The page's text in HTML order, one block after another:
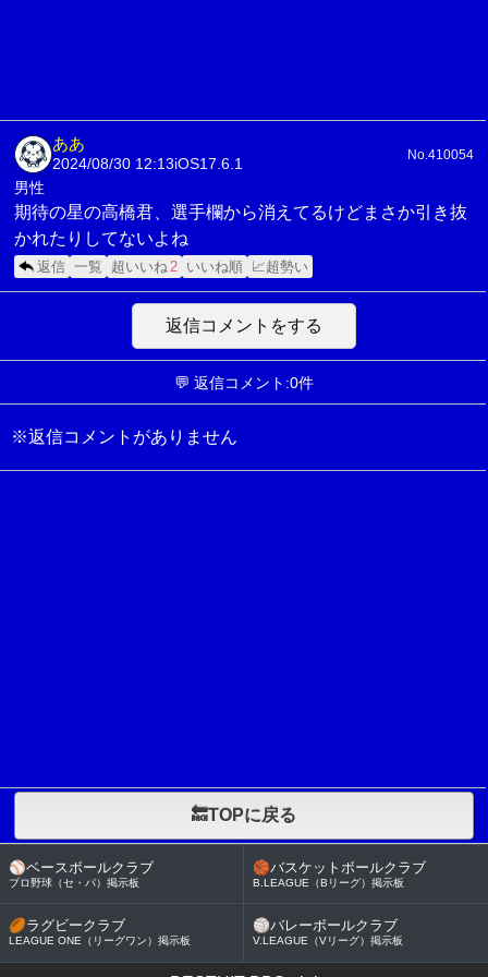
ああ
2024/08/30 12:13iOS17.6.1
No.410054
男性
期待の星の高橋君、選手欄から消えてるけどまさか引き抜
かれたりしてないよね
返信 一覧 超いいね2 いいね順 📈超勢い
返信コメントをする
💬 返信コメント:0件
※返信コメントがありません
🔙TOPに戻る
⚾ベースボールクラブ
プロ野球（セ・パ）掲示板
🏀バスケットボールクラブ
B.LEAGUE（Bリーグ）掲示板
🏉ラグビークラブ
LEAGUE ONE（リーグワン）掲示板
🏐バレーボールクラブ
V.LEAGUE（Vリーグ）掲示板